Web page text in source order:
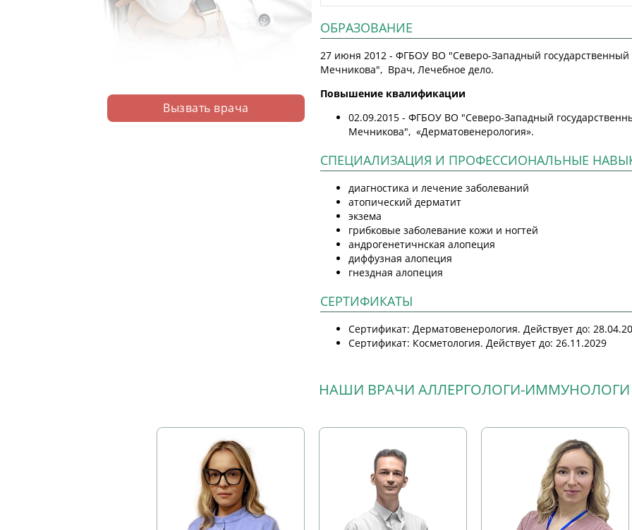
Вызвать врача
ОБРАЗОВАНИЕ
27 июня 2012 - ФГБОУ ВО "Северо-Западный
Мечникова", Врач, Лечебное дело.
Повышение квалификации
02.09.2015 - ФГБОУ ВО "Северо-Западный
Мечникова", «Дерматовенерология».
СПЕЦИАЛИЗАЦИЯ И ПРОФЕССИОНАЛЬНЫЕ
диагностика и лечение заболеваний
атопический дерматит
экзема
грибковые заболевание кожи и ногтей
андрогенетичнская алопеция
диффузная алопеция
гнездная алопеция
СЕРТИФИКАТЫ
Сертификат: Дерматовенерология. Действует до:
Сертификат: Косметология. Действует до: 26.11.2029
НАШИ ВРАЧИ АЛЛЕРГОЛОГИ-ИММУНОЛОГИ